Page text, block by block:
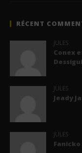
RÉCENT
JULES
Conex
JULES
Jeady
JULES
Fanicko